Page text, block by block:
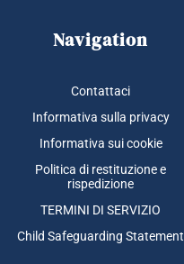
Navigation
Contattaci
Informativa sulla privacy
Informativa sui cookie
Politica di restituzione e
rispedizione
TERMINI DI SERVIZIO
Child Safeguarding Statement